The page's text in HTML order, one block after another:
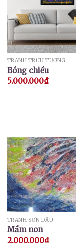
TRANH TRỪU TƯỢNG
Bóng chiều
5.000.000₫
TRANH SƠN DẦU
Mầm non
2.000.000₫